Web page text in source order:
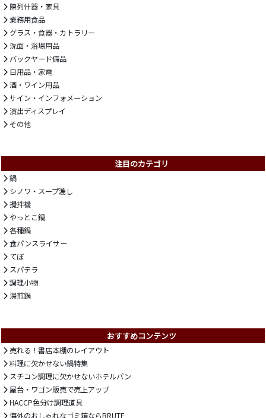
陳列什器・家具
業務用食品
グラス・食器・カトラリー
洗面・浴場用品
バックヤード備品
日用品・家電
酒・ワイン用品
サイン・インフォメーション
演出ディスプレイ
その他
注目のカテゴリ
鍋
シノワ・スープ漉し
攪拌機
やっとこ鍋
各種鍋
食パンスライサー
てぼ
スパテラ
調理小物
湯煎鍋
おすすめコンテンツ
売れる！書店本棚のレイアウト
料理に欠かせない鍋特集
スチコン調理に欠かせないホテルパン
屋台・ワゴン販売で売上アップ
HACCP色分け調理道具
海外のおしゃれなゴミ箱ならBRUTE